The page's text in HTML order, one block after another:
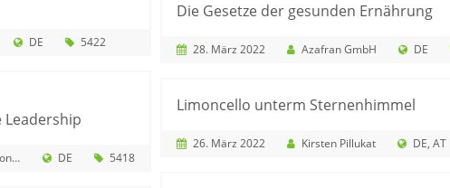
DE 5422
Leadership
DE 5418
Die Gesetze der gesunden Ernährung
28. März 2022 Azafran GmbH DE
Limoncello unterm Sternenhimmel
26. März 2022 Kirsten Pillukat DE AT